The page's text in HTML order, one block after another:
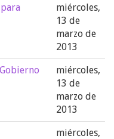
miércoles,
13 de
marzo de
2013
miércoles,
13 de
marzo de
2013
miércoles,